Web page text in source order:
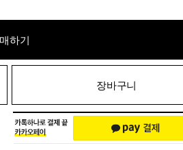
하기
장바구니